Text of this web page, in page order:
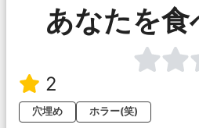
あなたを
2
穴埋め
ホラー(笑)